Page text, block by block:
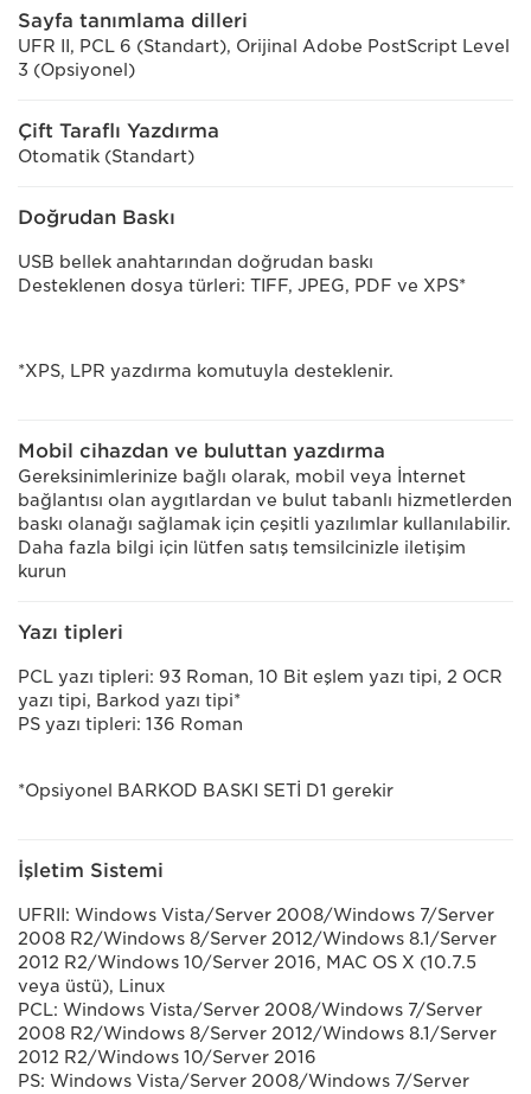
Sayfa tanımlama dilleri
UFR II, PCL 6 (Standart), Orijinal Adobe PostScript Level
3 (Opsiyonel)
Çift Taraflı Yazdırma
Otomatik (Standart)
Doğrudan Baskı
USB bellek anahtarından doğrudan baskı
Desteklenen dosya türleri: TIFF, JPEG, PDF ve XPS*
*XPS, LPR yazdırma komutuyla desteklenir.
Mobil cihazdan ve buluttan yazdırma
Gereksinimlerinize bağlı olarak, mobil veya İnternet
bağlantısı olan aygıtlardan ve bulut tabanlı hizmetlerden
baskı olanağı sağlamak için çeşitli yazılımlar kullanılabilir.
Daha fazla bilgi için lütfen satış temsilcinizle iletişim
kurun
Yazı tipleri
PCL yazı tipleri: 93 Roman, 10 Bit eşlem yazı tipi, 2 OCR
yazı tipi, Barkod yazı tipi*
PS yazı tipleri: 136 Roman
*Opsiyonel BARKOD BASKI SETİ D1 gerekir
İşletim Sistemi
UFRII: Windows Vista/Server 2008/Windows 7/Server
2008 R2/Windows 8/Server 2012/Windows 8.1/Server
2012 R2/Windows 10/Server 2016, MAC OS X (10.7.5
veya üstü), Linux
PCL: Windows Vista/Server 2008/Windows 7/Server
2008 R2/Windows 8/Server 2012/Windows 8.1/Server
2012 R2/Windows 10/Server 2016
PS: Windows Vista/Server 2008/Windows 7/Server